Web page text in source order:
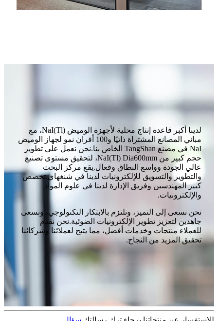
لدينا أكبر قاعدة إنتاج محلية لأجهزة الوميض NaI(Tl)، مع
مباني المصانع المشتراة ذاتيًا و100 أفران نمو لجهاز الوميض
NaI في مصنع TangShan الخاص بنا.نحن نعمل على تطوير
حجم كبير من NaI(Tl) Dia600mm، لتحقيق مستوى تصنيع
عالي الجودة وواسع النطاق وفعال.يقع مركز البحث
والتطوير والتسويق للإلكترونيات لدينا في شنغهاي.تخصص
كبير المهندسين وفريق الإدارة لدينا في علوم المواد
والإلكترونيات.
نحن نسعى إلى التميز، ونلتزم بالابتكار التكنولوجي، ونسعى
جاهدين لتعزيز تطوير الإلكترونيات الضوئية.نحن نقدم
للعملاء منتجات وخدمات أفضل، مما يتيح لعملائنا وشركائنا
تحقيق المزيد من النجاح.